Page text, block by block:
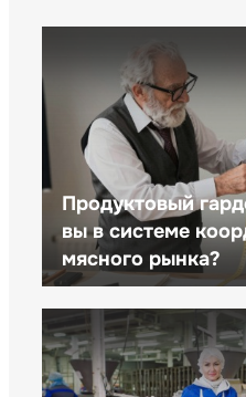
Продуктовый
вы в системе
мясного рынка?